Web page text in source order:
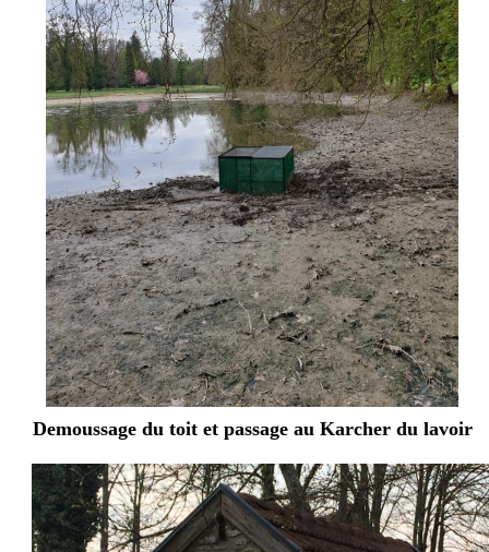
Demoussage du toit et passage au Karcher du lavoir